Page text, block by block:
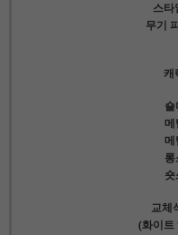
스타
무기
캐
숄
메
메
롱
숏
교체
(화이트